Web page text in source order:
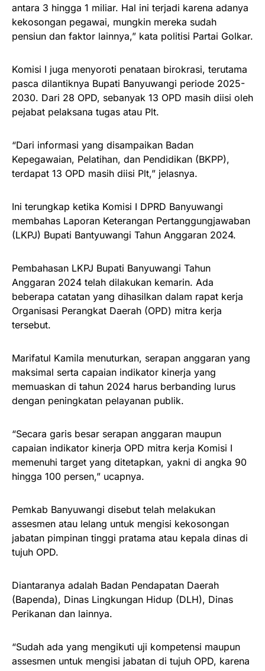
antara 3 hingga 1 miliar. Hal ini terjadi karena adanya
kekosongan pegawai, mungkin mereka sudah
pensiun dan faktor lainnya,” kata politisi Partai Golkar.
Komisi I juga menyoroti penataan birokrasi, terutama
pasca dilantiknya Bupati Banyuwangi periode 2025-
2030. Dari 28 OPD, sebanyak 13 OPD masih diisi oleh
pejabat pelaksana tugas atau Plt.
“Dari informasi yang disampaikan Badan
Kepegawaian, Pelatihan, dan Pendidikan (BKPP),
terdapat 13 OPD masih diisi Plt,” jelasnya.
Ini terungkap ketika Komisi I DPRD Banyuwangi
membahas Laporan Keterangan Pertanggungjawaban
(LKPJ) Bupati Bantyuwangi Tahun Anggaran 2024.
Pembahasan LKPJ Bupati Banyuwangi Tahun
Anggaran 2024 telah dilakukan kemarin. Ada
beberapa catatan yang dihasilkan dalam rapat kerja
Organisasi Perangkat Daerah (OPD) mitra kerja
tersebut.
Marifatul Kamila menuturkan, serapan anggaran yang
maksimal serta capaian indikator kinerja yang
memuaskan di tahun 2024 harus berbanding lurus
dengan peningkatan pelayanan publik.
“Secara garis besar serapan anggaran maupun
capaian indikator kinerja OPD mitra kerja Komisi I
memenuhi target yang ditetapkan, yakni di angka 90
hingga 100 persen,” ucapnya.
Pemkab Banyuwangi disebut telah melakukan
assesmen atau lelang untuk mengisi kekosongan
jabatan pimpinan tinggi pratama atau kepala dinas di
tujuh OPD.
Diantaranya adalah Badan Pendapatan Daerah
(Bapenda), Dinas Lingkungan Hidup (DLH), Dinas
Perikanan dan lainnya.
“Sudah ada yang mengikuti uji kompetensi maupun
assesmen untuk mengisi jabatan di tujuh OPD, karena